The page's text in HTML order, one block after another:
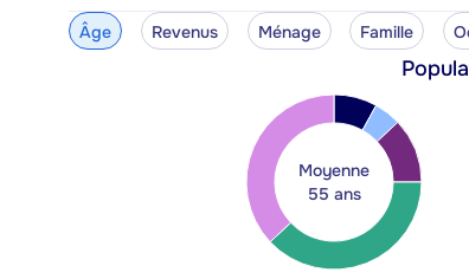
Âge Revenus Ménage Famille
Moyenne
55 ans